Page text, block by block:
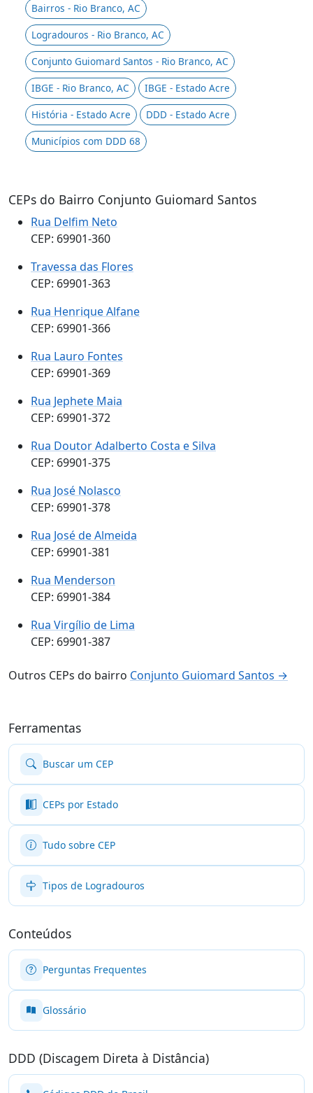
Bairros - Rio Branco, AC
Logradouros - Rio Branco, AC
Conjunto Guiomard Santos - Rio Branco, AC
IBGE - Rio Branco, AC
IBGE - Estado Acre
História - Estado Acre
DDD - Estado Acre
Municípios com DDD 68
CEPs do Bairro Conjunto Guiomard Santos
Rua Delfim Neto
CEP: 69901-360
Travessa das Flores
CEP: 69901-363
Rua Henrique Alfane
CEP: 69901-366
Rua Lauro Fontes
CEP: 69901-369
Rua Jephete Maia
CEP: 69901-372
Rua Doutor Adalberto Costa e Silva
CEP: 69901-375
Rua José Nolasco
CEP: 69901-378
Rua José de Almeida
CEP: 69901-381
Rua Menderson
CEP: 69901-384
Rua Virgílio de Lima
CEP: 69901-387
Outros CEPs do bairro Conjunto Guiomard Santos →
Ferramentas
Buscar um CEP
CEPs por Estado
Tudo sobre CEP
Tipos de Logradouros
Conteúdos
Perguntas Frequentes
Glossário
DDD (Discagem Direta à Distância)